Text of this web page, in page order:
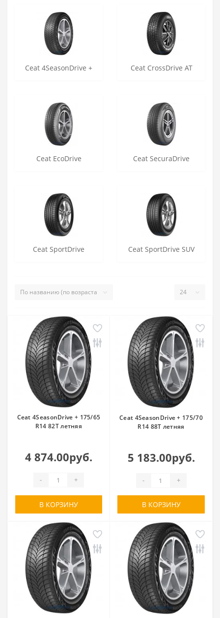
Ceat 4SeasonDrive + Ceat CrossDrive AT
Ceat EcoDrive Ceat SecuraDrive
Ceat SportDrive Ceat SportDrive SUV
Ceat 4SeasonDrive + 175/65
R14 82T летняя
4 874.00руб.
- +
В КОРЗИНУ
Ceat 4SeasonDrive + 175/70
R14 88T летняя
5 183.00руб.
- +
В КОРЗИНУ